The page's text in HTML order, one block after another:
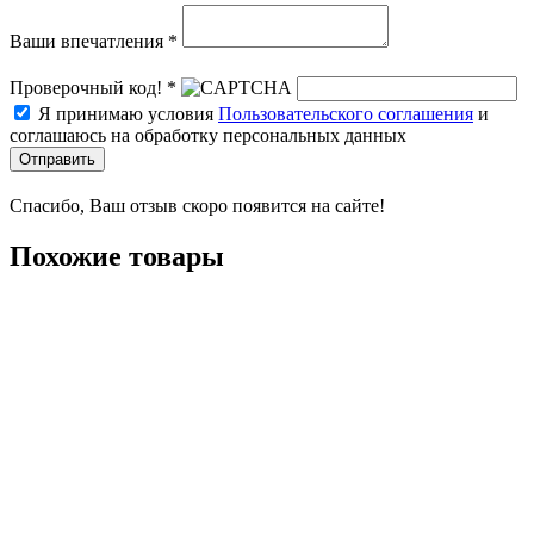
Ваши впечатления *
Проверочный код! *
Я принимаю условия Пользовательского соглашения и
соглашаюсь на обработку персональных данных
Отправить
Спасибо, Ваш отзыв скоро появится на сайте!
Похожие товары